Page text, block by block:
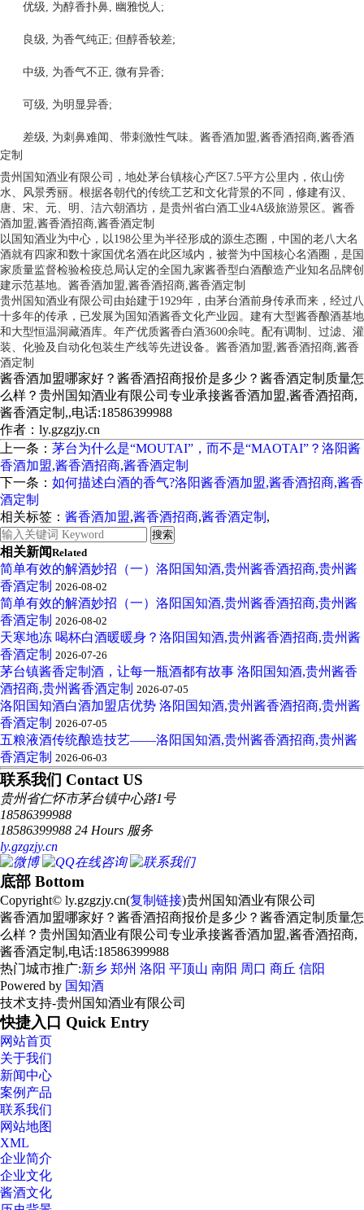
优级, 为醇香扑鼻, 幽雅悦人;
良级, 为香气纯正; 但醇香较差;
中级, 为香气不正, 微有异香;
可级, 为明显异香;
差级, 为刺鼻难闻、带刺激性气味。酱香酒加盟,酱香酒招商,酱香酒
定制
贵州国知酒业有限公司，地处茅台镇核心产区7.5平方公里内，依山傍
水、风景秀丽。根据各朝代的传统工艺和文化背景的不同，修建有汉、
唐、宋、元、明、洁六朝酒坊，是贵州省白酒工业4A级旅游景区。酱香
酒加盟,酱香酒招商,酱香酒定制
以国知酒业为中心，以198公里为半径形成的源生态圈，中国的老八大名
酒就有四家和数十家国优名酒在此区域内，被誉为中国核心名酒圈，是国
家质量监督检验检疫总局认定的全国九家酱香型白酒酿造产业知名品牌创
建示范基地。酱香酒加盟,酱香酒招商,酱香酒定制
贵州国知酒业有限公司由始建于1929年，由茅台酒前身传承而来，经过八
十多年的传承，已发展为国知酒酱香文化产业园。建有大型酱香酿酒基地
和大型恒温洞藏酒库。年产优质酱香白酒3600余吨。配有调制、过滤、灌
装、化验及自动化包装生产线等先进设备。酱香酒加盟,酱香酒招商,酱香
酒定制
酱香酒加盟哪家好？酱香酒招商报价是多少？酱香酒定制质量怎
么样？贵州国知酒业有限公司专业承接酱香酒加盟,酱香酒招商,
酱香酒定制,,电话:18586399988
作者：ly.gzgzjy.cn
上一条： 茅台为什么是“MOUTAI”，而不是“MAOTAI”？洛阳酱
香酒加盟,酱香酒招商,酱香酒定制
下一条： 如何描述白酒的香气?洛阳酱香酒加盟,酱香酒招商,酱香
酒定制
相关标签： 酱香酒加盟,酱香酒招商,酱香酒定制 ,
相关新闻Related
简单有效的解酒妙招（一）洛阳国知酒,贵州酱香酒招商,贵州酱
香酒定制 2026-08-02
简单有效的解酒妙招（一）洛阳国知酒,贵州酱香酒招商,贵州酱
香酒定制 2026-08-02
天寒地冻 喝杯白酒暖暖身？洛阳国知酒,贵州酱香酒招商,贵州酱
香酒定制 2026-07-26
茅台镇酱香定制酒，让每一瓶酒都有故事 洛阳国知酒,贵州酱香
酒招商,贵州酱香酒定制 2026-07-05
洛阳国知酒白酒加盟店优势 洛阳国知酒,贵州酱香酒招商,贵州酱
香酒定制 2026-07-05
五粮液酒传统酿造技艺——洛阳国知酒,贵州酱香酒招商,贵州酱
香酒定制 2026-06-03
联系我们 Contact US
贵州省仁怀市茅台镇中心路1号
18586399988
18586399988 24 Hours 服务
ly.gzgzjy.cn
底部 Bottom
Copyright© ly.gzgzjy.cn(复制链接)贵州国知酒业有限公司
酱香酒加盟哪家好？酱香酒招商报价是多少？酱香酒定制质量怎
么样？贵州国知酒业有限公司专业承接酱香酒加盟,酱香酒招商,
酱香酒定制,电话:18586399988
热门城市推广:新乡 郑州 洛阳 平顶山 南阳 周口 商丘 信阳
Powered by 国知酒
技术支持-贵州国知酒业有限公司
快捷入口 Quick Entry
网站首页
关于我们
新闻中心
案例产品
联系我们
网站地图
XML
企业简介
企业文化
酱酒文化